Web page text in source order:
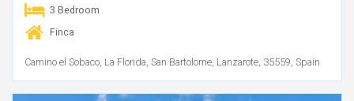
3 Bedroom
Finca
Camino el Sobaco, La Florida, San Bartolome, Lanzarote, 35559, Spain